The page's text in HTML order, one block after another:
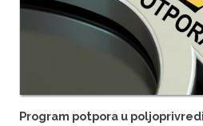
Program potpora u